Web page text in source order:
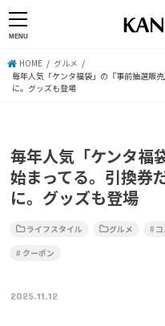
MENU
HOME
グルメ
毎年人気「ケンタ福袋」の『事前抽選販
に。グッズも登場
毎年人気「ケンタ福
始まってる。引換券
に。グッズも登場
ライフスタイル グルメ
クーポン
2025.11.12